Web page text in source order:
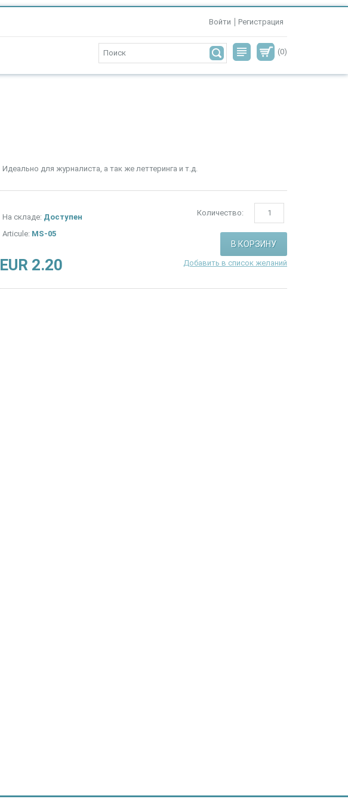
Войти Регистрация
(0)
Идеально для журналиста, а так же леттеринга и т.д.
На складе: Доступен
Articule: MS-05
EUR 2.20
Количество:
Добавить в список желаний